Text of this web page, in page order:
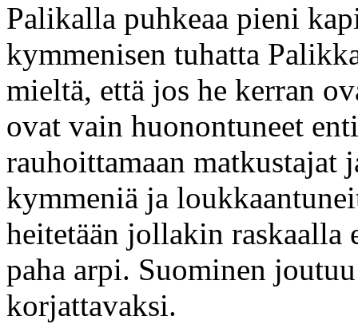
Palikalla puhkeaa pieni
kymmenisen tuhatta
mieltä, että jos he kerran
ovat vain huonontuneet
rauhoittamaan matkustajat
kymmeniä ja
heitetään jollakin raskaalla
paha arpi. Suominen
korjattavaksi.